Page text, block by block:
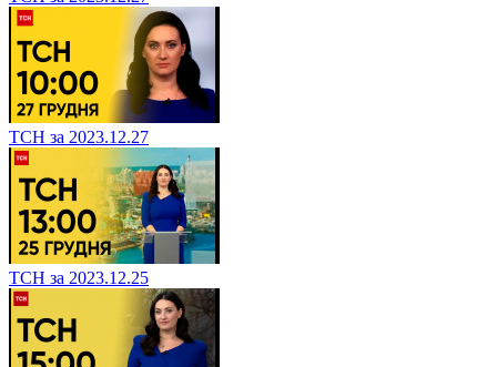
ТСН за 2023.12.27
ТСН за 2023.12.25